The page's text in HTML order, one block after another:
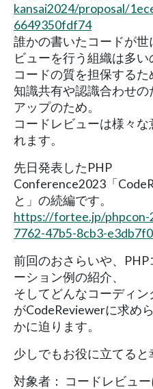
kansai2024/proposal/
6649350fdf74
誰かの書いたコードが
ビューを行う組織は多い
コードの質を担保するた
知識共有や認識合わせ
アップのため。
コードレビューは様々
れます。
先日発表したPHP
Conference2023「
と」の続編です。
https://fortee.jp/phpcon-
7762-47b5-8cb3-
前回のおさらいや、
ーション例の紹介、
そしてどんなコーディ
がCodeReviewerに求め
かに迫ります。
少しでもお役に立てると
対象者： コードレビュ